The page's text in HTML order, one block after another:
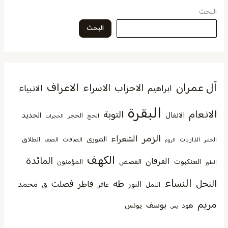
البحث
البحث
آل عمران ابراهيم الاحزاب الاسراء الاعراف الانبياء
الانعام الانفال البقرة التوبة الحج الحجر الحجرات الحديد
الحشر الذاريات الروم الزمر الشعراء الشورى الصافات الصف الطلاق
الطور العنكبوت الفرقان القصص الكهف المؤمنون المائدة
النحل النساء النمل النور طه غافر فاطر فصلت ق محمد
مريم هود يس يوسف يونس